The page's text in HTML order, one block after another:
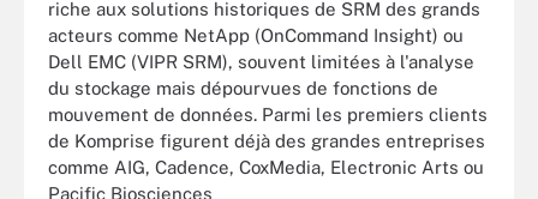
riche aux solutions historiques de SRM des grands
acteurs comme NetApp (OnCommand Insight) ou
Dell EMC (VIPR SRM), souvent limitées à l'analyse
du stockage mais dépourvues de fonctions de
mouvement de données. Parmi les premiers clients
de Komprise figurent déjà des grandes entreprises
comme AIG, Cadence, CoxMedia, Electronic Arts ou
Pacific Biosciences